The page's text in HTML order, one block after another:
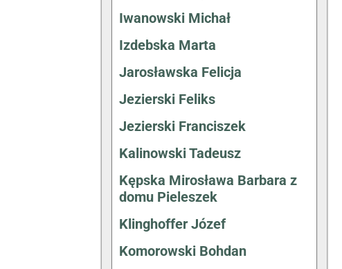
Iwanowski Michał
Izdebska Marta
Jarosławska Felicja
Jezierski Feliks
Jezierski Franciszek
Kalinowski Tadeusz
Kępska Mirosława Barbara z
domu Pieleszek
Klinghoffer Józef
Komorowski Bohdan